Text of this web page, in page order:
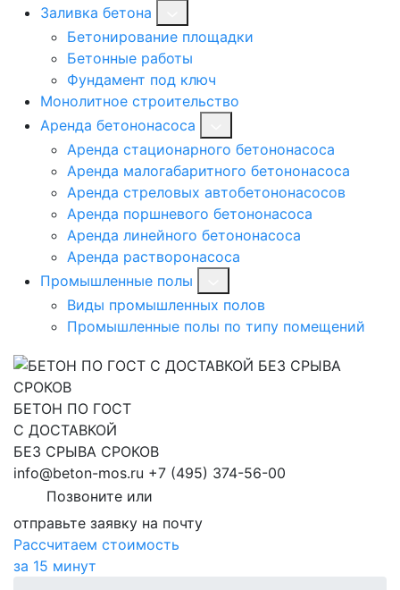
Заливка бетона
Бетонирование площадки
Бетонные работы
Фундамент под ключ
Монолитное строительство
Аренда бетононасоса
Аренда стационарного бетононасоса
Аренда малогабаритного бетононасоса
Аренда стреловых автобетононасосов
Аренда поршневого бетононасоса
Аренда линейного бетононасоса
Аренда растворонасоса
Промышленные полы
Виды промышленных полов
Промышленные полы по типу помещений
БЕТОН ПО ГОСТ
С ДОСТАВКОЙ
БЕЗ СРЫВА СРОКОВ
info@beton-mos.ru +7 (495) 374-56-00
Позвоните или
отправьте заявку на почту
Рассчитаем стоимость
за 15 минут